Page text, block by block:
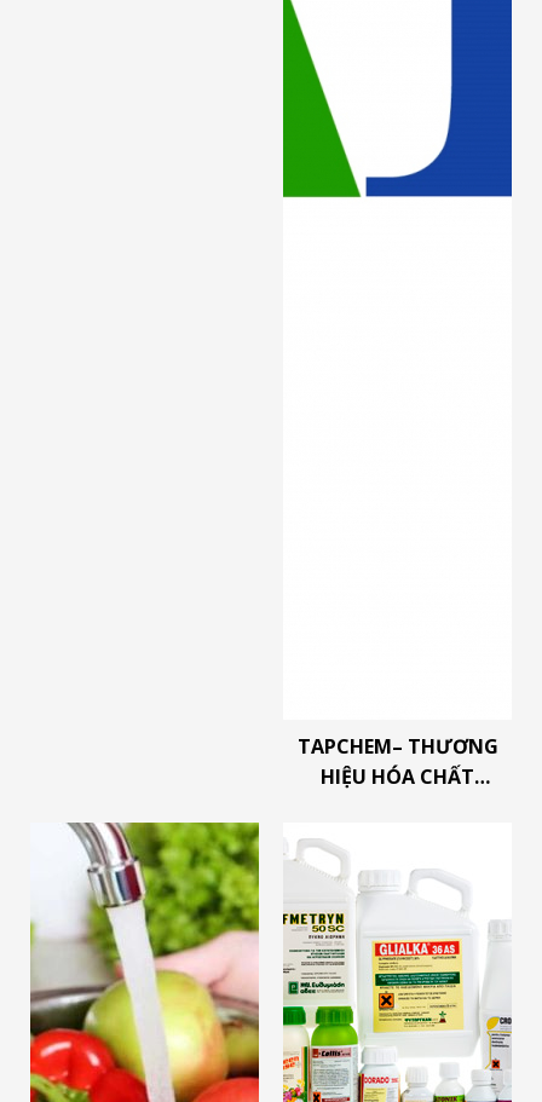
TAPCHEM– THƯƠNG
HIỆU HÓA CHẤT
NGÀNH THỰC PHẨM &
THỦY SẢN